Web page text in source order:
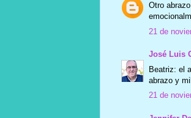
Otro
21 de
José Luis
Beatriz: el
abrazo y
21 de